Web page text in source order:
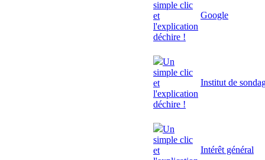
simple clic
et
l'explication
déchire !
Google
Un
simple clic
et
l'explication
déchire !
Institut de
Un
simple clic
et
Intérêt général